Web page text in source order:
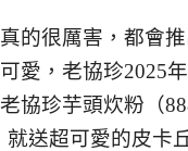
的很厲害，都會
愛，老協珍2025
協珍芋頭炊粉（
就送超可愛的皮卡